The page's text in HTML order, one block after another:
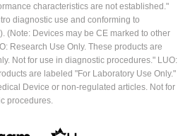
characteristics are not established."
diagnostic use and conforming to
(Note: Devices may be CE marked to other
Research Use Only. These products are
Not for use in diagnostic procedures." LUO:
are labeled "For Laboratory Use Only."
Device or non-regulated articles. Not for
procedures.